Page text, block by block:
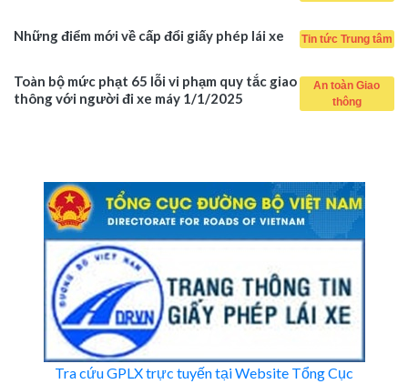
Những điểm mới về cấp đổi giấy phép lái xe Tin tức Trung tâm
Toàn bộ mức phạt 65 lỗi vi phạm quy tắc giao
thông với người đi xe máy 1/1/2025
An toàn Giao
thông
Tra cứu GPLX trực tuyến tại Website Tổng Cục